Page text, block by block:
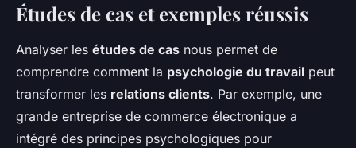
Études de cas et exemples réussis
Analyser les études de cas nous permet de
comprendre comment la psychologie du travail peut
transformer les relations clients. Par exemple, une
grande entreprise de commerce électronique a
intégré des principes psychologiques pour